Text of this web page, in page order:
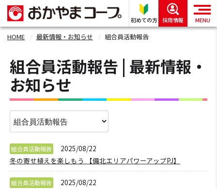
初めての方 採用情報 MENU
HOME 最新情報・お知らせ 組合員活動報告
組合員活動報告 | 最新情報・
お知らせ
組合員活動報告
2025/08/22
冬の寄せ植えを楽しもう 【備北エリアパワーアップPJ】
組合員活動報告
2025/08/22